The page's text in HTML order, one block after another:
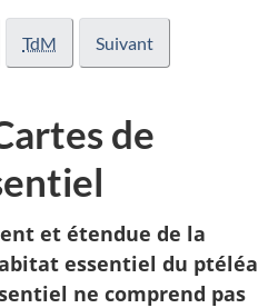
TdM Suivant
de
et étendue de la
essentiel du ptéléa
ne comprend pas